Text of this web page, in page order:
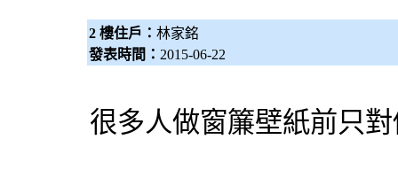
2 樓住戶： 林家銘
發表時間： 2015-06-22
很多人做窗簾壁紙前只